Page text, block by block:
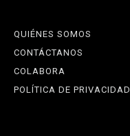
QUIÉNES SOMOS
CONTÁCTANOS
COLABORA
POLÍTICA DE PRIVACIDAD